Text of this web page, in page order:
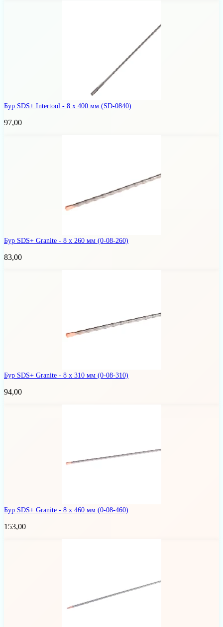
Бур SDS+ Intertool - 8 х 400 мм (SD-0840)
97,00
Бур SDS+ Granite - 8 х 260 мм (0-08-260)
83,00
Бур SDS+ Granite - 8 х 310 мм (0-08-310)
94,00
Бур SDS+ Granite - 8 х 460 мм (0-08-460)
153,00